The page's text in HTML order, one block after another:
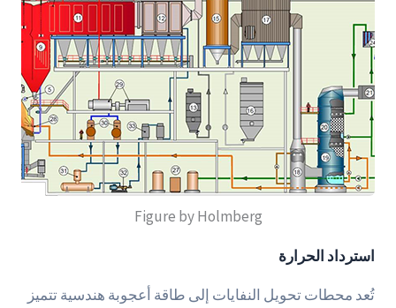
Figure by Holmberg
استرداد الحرارة
تُعد محطات تحويل النفايات إلى طاقة أعجوبة هندسية تتميز